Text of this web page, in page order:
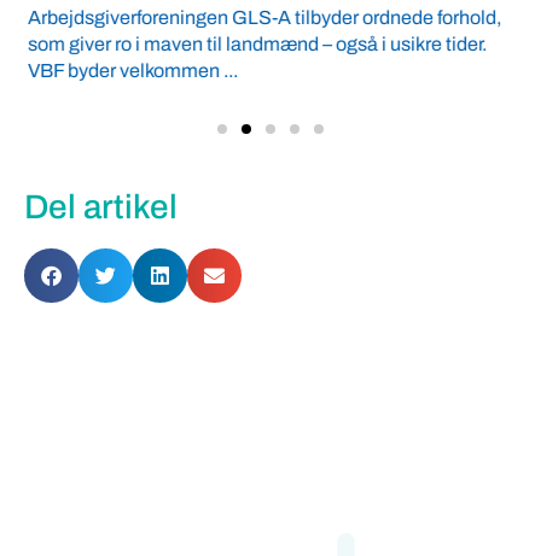
Arbejdsgiverforeningen GLS-A tilbyder ordnede forhold,
som giver ro i maven til landmænd – også i usikre tider.
VBF byder velkommen ...
Del artikel